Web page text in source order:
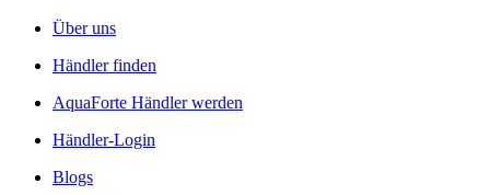
Über uns
Händler finden
AquaForte Händler werden
Händler-Login
Blogs